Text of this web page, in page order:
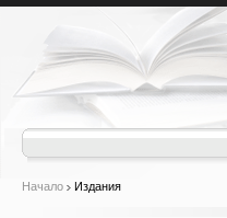
Начало Издания